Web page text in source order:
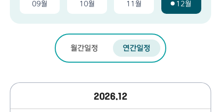
09월 10월 11월 12월
월간일정 연간일정
2026.12